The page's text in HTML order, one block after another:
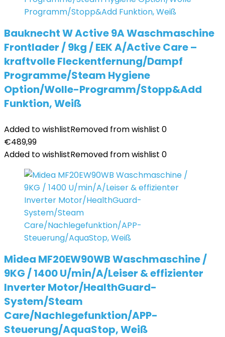
Bauknecht W Active 9A Waschmaschine
Frontlader / 9kg / EEK A/Active Care –
kraftvolle Fleckentfernung/Dampf
Programme/Steam Hygiene
Option/Wolle-Programm/Stopp&Add
Funktion, Weiß
Added to wishlistRemoved from wishlist 0
€489,99
Added to wishlistRemoved from wishlist 0
Midea MF20EW90WB Waschmaschine /
9KG / 1400 U/min/A/Leiser & effizienter
Inverter Motor/HealthGuard-
System/Steam
Care/Nachlegefunktion/APP-
Steuerung/AquaStop, Weiß